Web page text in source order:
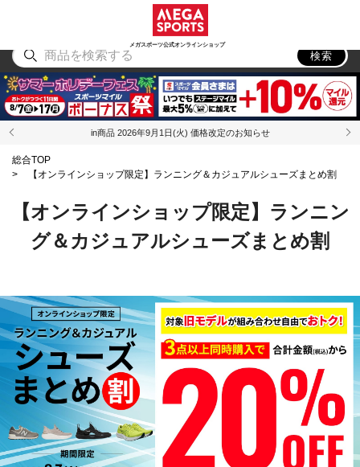
メガスポーツ公式オンラインショップ
アウトドア
検索
in商品 2026年9月1日(火) 価格改定のお知らせ
総合TOP
>
【オンラインショップ限定】ランニング＆カジュアルシューズまとめ割
【オンラインショップ限定】ランニン
グ＆カジュアルシューズまとめ割